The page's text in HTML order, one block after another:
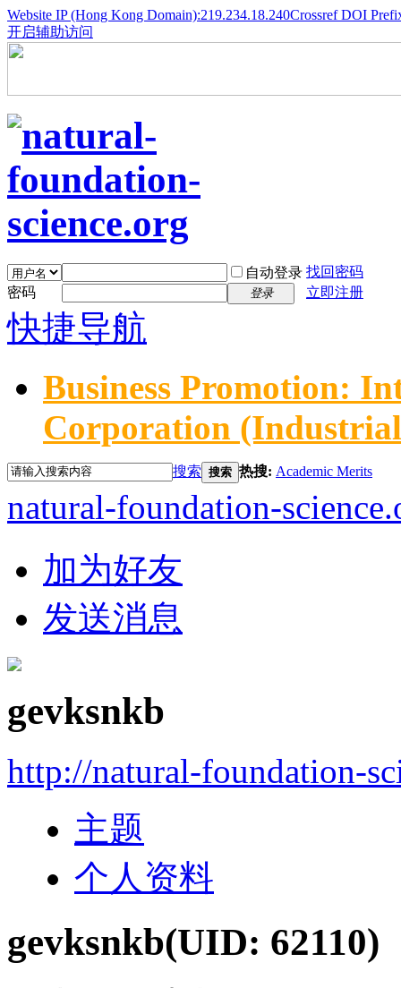
Website IP (Hong Kong Domain):219.234.18.240Crossref DOI
开启辅助访问
自动登录 找回密码
密码
登录 立即注册
快捷导航
Business Promotion:
Corporation
搜索 搜索 热搜: Academic Merits
natural-foundation-
加为好友
发送消息
gevksnkb
http://natural-foundation-
主题
个人资料
gevksnkb(UID: 62110)